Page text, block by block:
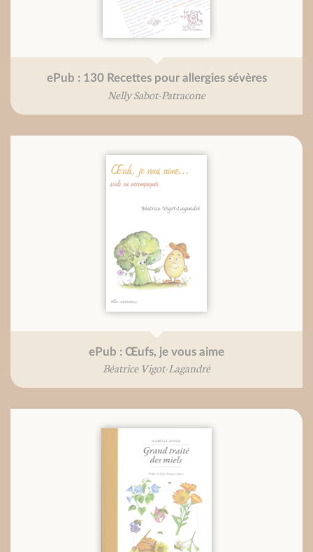
ePub : 130 Recettes pour allergies sévères
Nelly Sabot-Patracone
ePub : Œufs, je vous aime
Béatrice Vigot-Lagandré